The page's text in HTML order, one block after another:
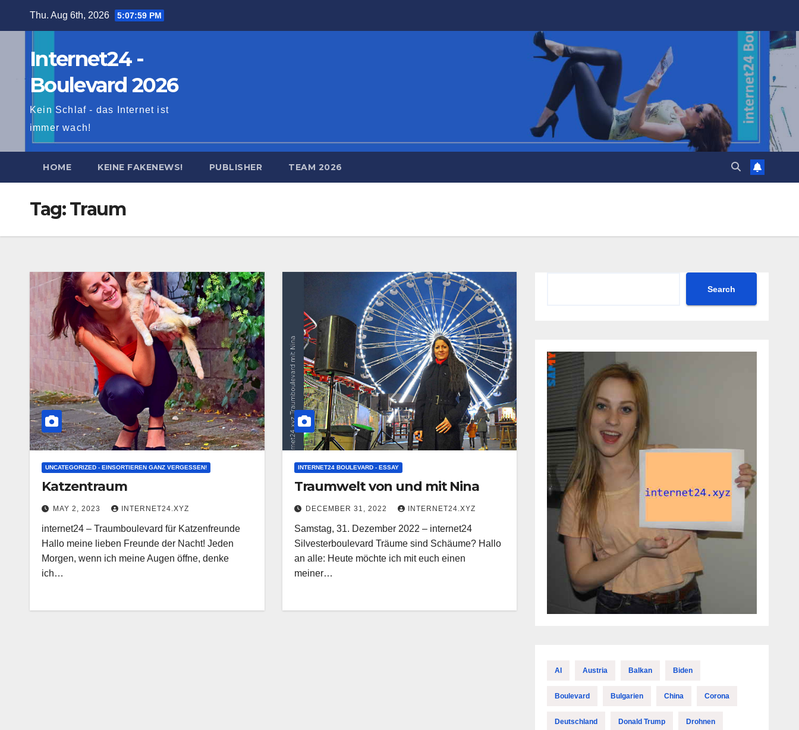
Thu. Aug 6th, 2026 5:08:00 PM
Internet24 -
Boulevard 2026
Kein Schlaf - das Internet ist
immer wach!
HOME KEINE FAKENEWS! PUBLISHER TEAM 2026
Tag:Traum
UNCATEGORIZED - EINSORTIEREN GANZ VERGESSEN!
Katzentraum
MAY 2, 2023 INTERNET24.XYZ
internet24 – Traumboulevard für Katzenfreunde
Hallo meine lieben Freunde der Nacht! Jeden
Morgen, wenn ich meine Augen öffne, denke
ich…
INTERNET24 BOULEVARD - ESSAY
Traumwelt von und mit Nina
DECEMBER 31, 2022 INTERNET24.XYZ
Samstag, 31. Dezember 2022 – internet24
Silvesterboulevard Träume sind Schäume? Hallo
an alle: Heute möchte ich mit euch einen
meiner…
Search
AI Austria Balkan Biden
Boulevard Bulgarien China Corona
Deutschland Donald Trump Drohnen